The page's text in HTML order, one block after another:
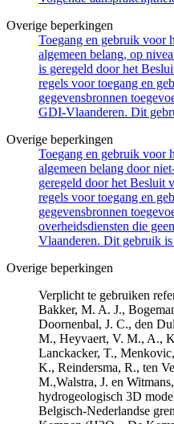
Overige beperkingen
Toegang en gebruik voor
algemeen belang, op
is geregeld door het
regels voor toegang en
gegevensbronnen
GDI-Vlaanderen. Dit
Overige beperkingen
Toegang en gebruik voor
algemeen belang door
geregeld door het Besluit
regels voor toegang en
gegevensbronnen
overheidsdiensten die
Vlaanderen. Dit gebruik is
Overige beperkingen
Verplicht te gebruiken
Bakker, M. A. J.,
Doornenbal, J. C., den
M., Heyvaert, V. M., A.,
Lanckacker, T.,
K., Reindersma, R., ten
M.,Walstra, J. en
hydrogeologisch 3D
Belgisch-Nederlandse